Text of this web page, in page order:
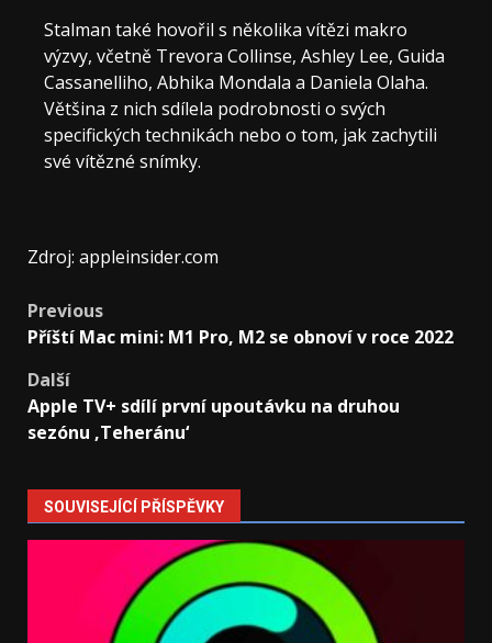
Stalman také hovořil s několika vítězi makro
výzvy, včetně Trevora Collinse, Ashley Lee, Guida
Cassanelliho, Abhika Mondala a Daniela Olaha.
Většina z nich sdílela podrobnosti o svých
specifických technikách nebo o tom, jak zachytili
své vítězné snímky.
Zdroj: appleinsider.com
Post
Previous
Příští Mac mini: M1 Pro, M2 se obnoví v roce 2022
Další
Apple TV+ sdílí první upoutávku na druhou
sezónu ‚Teheránu‘
SOUVISEJÍCÍ PŘÍSPĚVKY